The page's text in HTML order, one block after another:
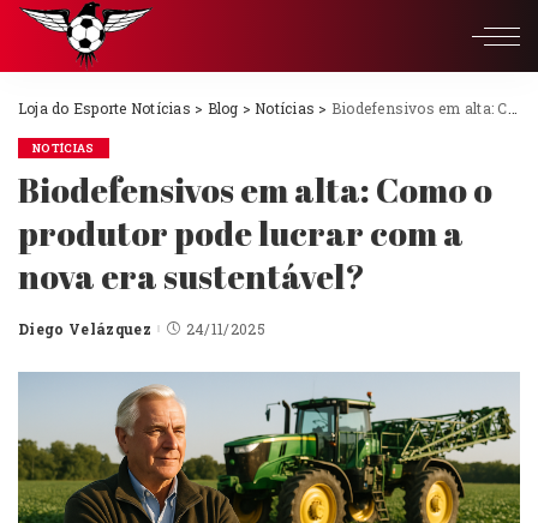
Loja do Esporte Notícias > Blog > Notícias > Biodefensivos em alta: Como o produtor pode lucrar com a nova era sustentável?
NOTÍCIAS
Biodefensivos em alta: Como o
produtor pode lucrar com a
nova era sustentável?
Posted
Diego Velázquez 24/11/2025